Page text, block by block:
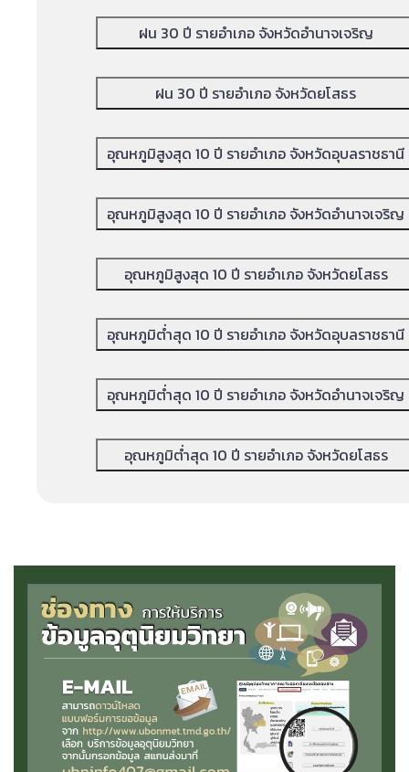
ฝน 30 ปี รายอำเภอ จังหวัดอำนาจเจริญ
ฝน 30 ปี รายอำเภอ จังหวัดยโสธร
อุณหภูมิสูงสุด 10 ปี รายอำเภอ จังหวัดอุบลราชธานี
อุณหภูมิสูงสุด 10 ปี รายอำเภอ จังหวัดอำนาจเจริญ
อุณหภูมิสูงสุด 10 ปี รายอำเภอ จังหวัดยโสธร
อุณหภูมิต่ำสุด 10 ปี รายอำเภอ จังหวัดอุบลราชธานี
อุณหภูมิต่ำสุด 10 ปี รายอำเภอ จังหวัดอำนาจเจริญ
อุณหภูมิต่ำสุด 10 ปี รายอำเภอ จังหวัดยโสธร